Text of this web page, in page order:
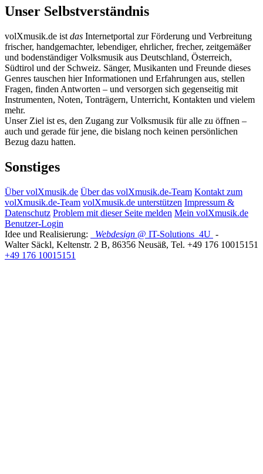
Unser Selbstverständnis
volXmusik.de ist das Internetportal zur Förderung und Verbreitung
frischer, handgemachter, lebendiger, ehrlicher, frecher, zeitgemäßer
und bodenständiger Volksmusik aus Deutschland, Österreich,
Südtirol und der Schweiz. Sänger, Musikanten und Freunde dieses
Genres tauschen hier Informationen und Erfahrungen aus, stellen
Fragen, finden Antworten – und versorgen sich gegenseitig mit
Instrumenten, Noten, Tonträgern, Unterricht, Kontakten und vielem
mehr.
Unser Ziel ist es, den Zugang zur Volksmusik für alle zu öffnen –
auch und gerade für jene, die bislang noch keinen persönlichen
Bezug dazu hatten.
Sonstiges
Über volXmusik.de Über das volXmusik.de-Team Kontakt zum
volXmusik.de-Team volXmusik.de unterstützen Impressum &
Datenschutz Problem mit dieser Seite melden Mein volXmusik.de
Benutzer-Login
Idee und Realisierung:
Webdesign @ IT-Solutions 4U -
Walter Säckl, Keltenstr. 2 B, 86356 Neusäß, Tel. +49 176 10015151
+49 176 10015151